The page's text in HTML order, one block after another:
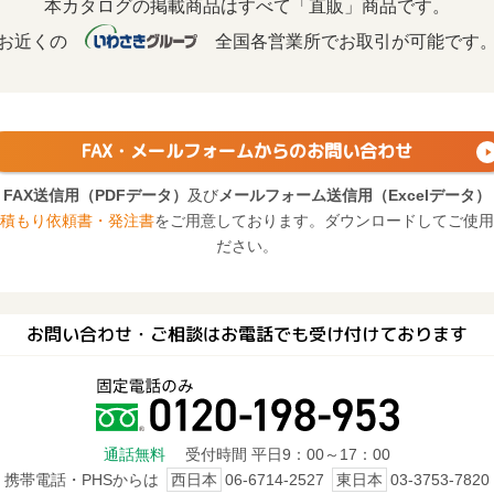
本カタログの掲載商品はすべて「直販」商品です。
近くの
全国各営業所でお取引が可能です
FAX・メールフォームからのお問い合わせ
FAX送信用（PDFデータ） 及びメールフォーム送信用（Excelデータ）
もり依頼書・発注書をご用意しております。ダウンロードしてご使
ださい。
お問い合わせ・ご相談はお電話でも受け付けております
通話無料
受付時間 平日9：00～17：00
携帯電話・PHSからは
西日本 06-6714-2527 東日本 03-3753-7820